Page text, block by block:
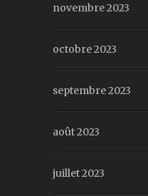
novembre 2023
octobre 2023
septembre 2023
août 2023
juillet 2023